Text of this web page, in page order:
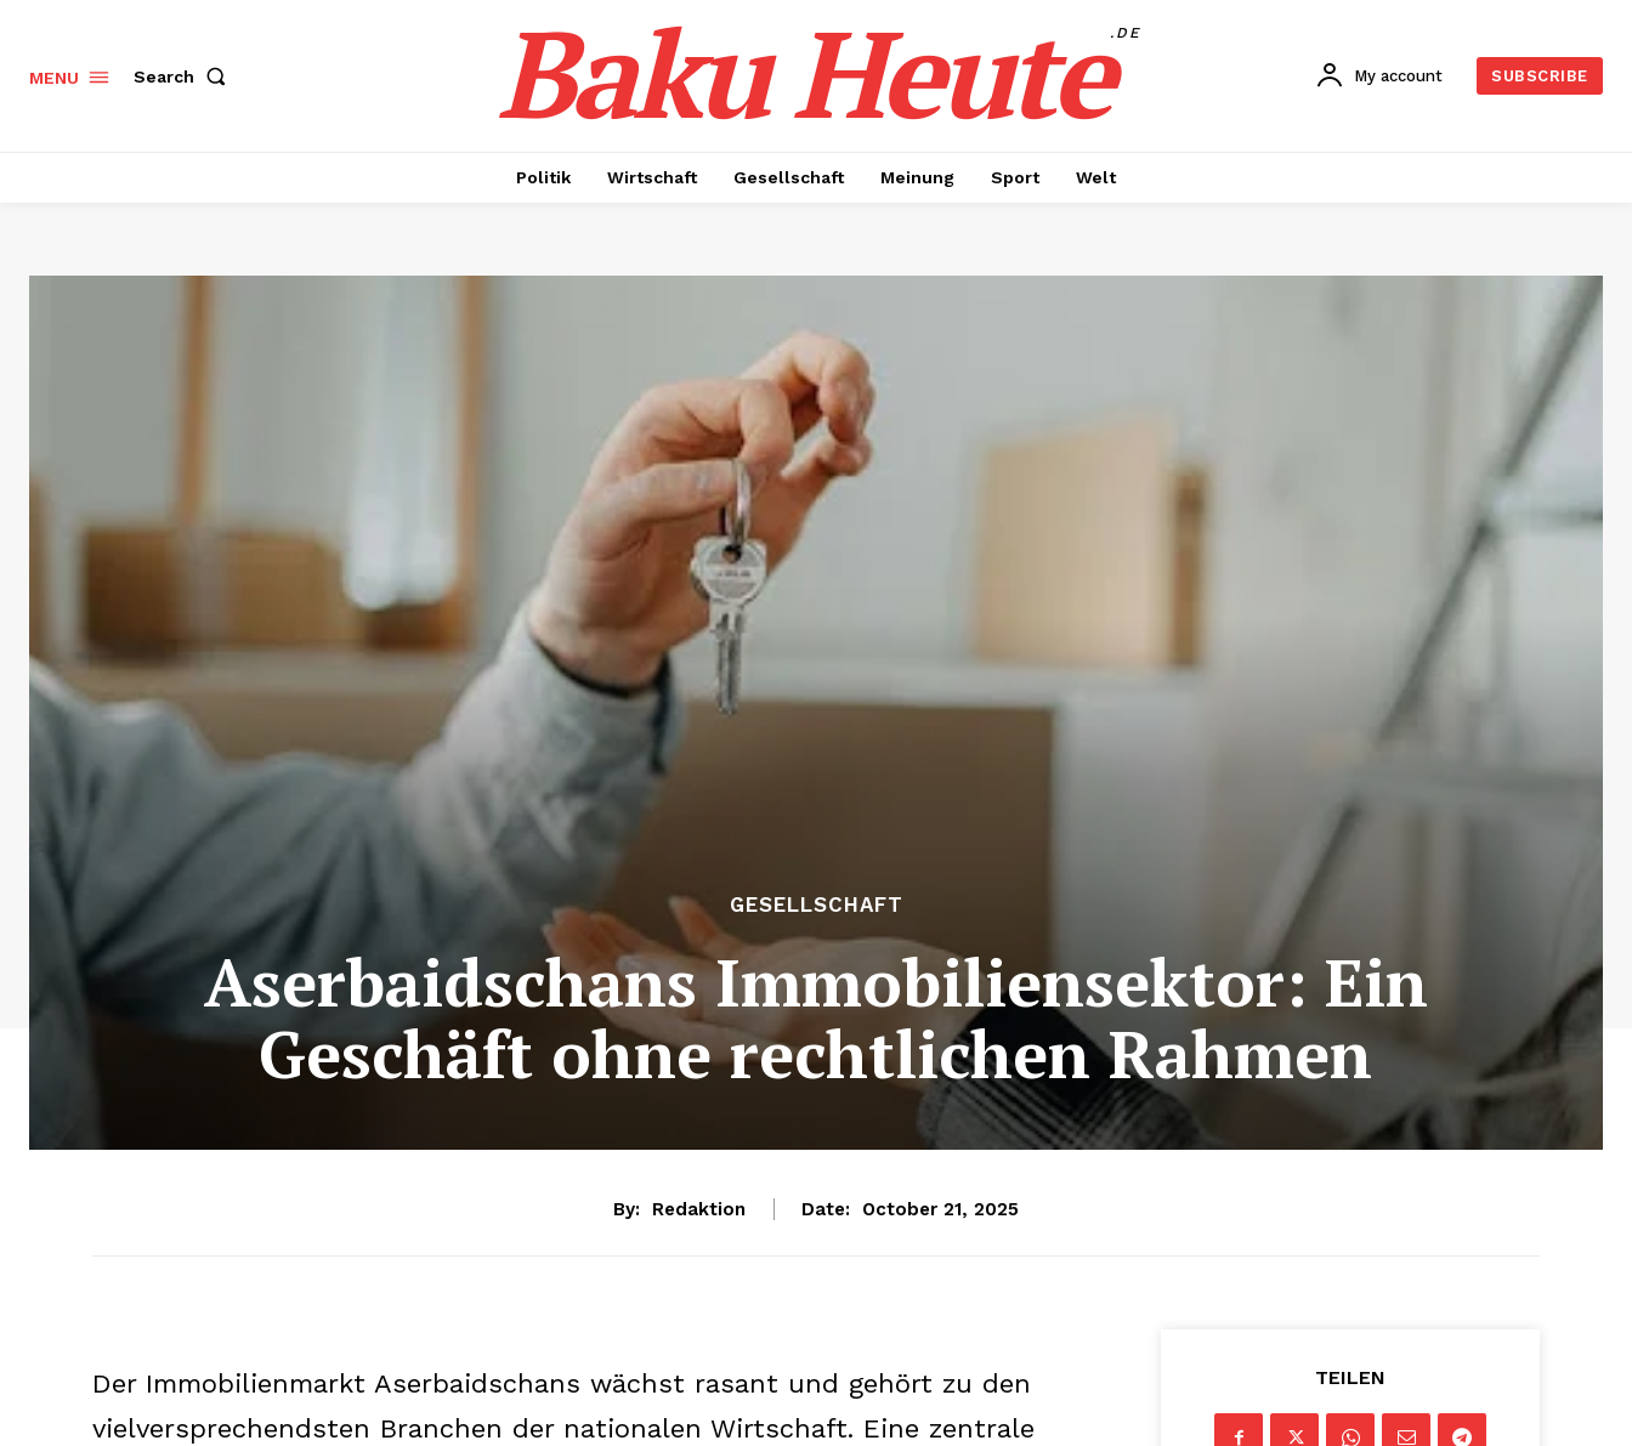
MENU Search Baku Heute.DE
My account SUBSCRIBE
Politik Wirtschaft Gesellschaft Meinung Sport Welt
GESELLSCHAFT
Aserbaidschans Immobiliensektor: Ein
Geschäft ohne rechtlichen Rahmen
By: Redaktion Date: October 21, 2025
Der Immobilienmarkt Aserbaidschans wächst rasant und gehört zu den
vielversprechendsten Branchen der nationalen Wirtschaft. Eine zentrale
TEILEN